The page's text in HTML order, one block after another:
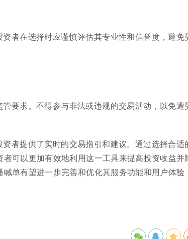
者在选择时应谨慎评估其专业性和信誉度，避免
要求。不得参与非法或违规的交易活动，以免遭
者提供了实时的交易指引和建议。通过选择合适
可以更加有效地利用这一工具来提高投资收益并
单有望进一步完善和优化其服务功能和用户体验